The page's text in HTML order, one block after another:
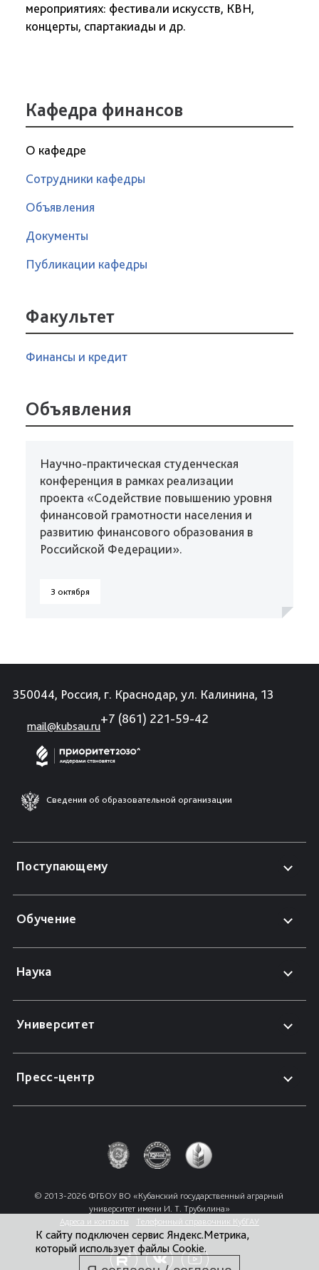
мероприятиях: фестивали искусств, КВН,
концерты, спартакиады и др.
Кафедра финансов
О кафедре
Сотрудники кафедры
Объявления
Документы
Публикации кафедры
Факультет
Финансы и кредит
Объявления
Научно-практическая студенческая
конференция в рамках реализации
проекта «Содействие повышению уровня
финансовой грамотности населения и
развитию финансового образования в
Российской Федерации».
3 октября
350044, Россия, г. Краснодар, ул. Калинина, 13
mail@kubsau.ru
+7 (861) 221-59-42
Сведения об образовательной организации
Поступающему
Обучение
Наука
Университет
Пресс-центр
© 2013-2026 ФГБОУ ВО «Кубанский государственный аграрный
университет имени И. Т. Трубилина»
Адреса и контакты
Телефонный справочник КубГАУ
К сайту подключен сервис Яндекс.Метрика,
который использует файлы Cookie.